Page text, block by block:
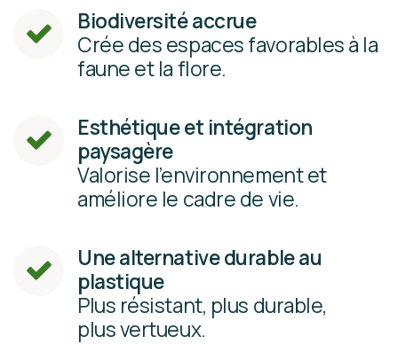
Biodiversité accrue
Crée des espaces favorables à la
faune et la flore.​
Esthétique et intégration
paysagère
Valorise l’environnement​ et
améliore le cadre de vie.
Une alternative durable au
plastique
Plus résistant, plus durable,
plus vertueux.